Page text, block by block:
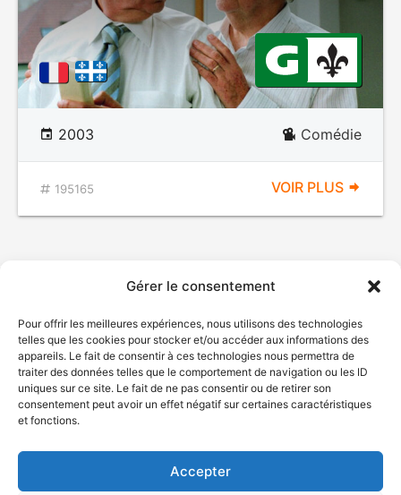
Gérer le consentement
Pour offrir les meilleures expériences, nous utilisons des technologies
telles que les cookies pour stocker et/ou accéder aux informations des
appareils. Le fait de consentir à ces technologies nous permettra de
traiter des données telles que le comportement de navigation ou les ID
uniques sur ce site. Le fait de ne pas consentir ou de retirer son
consentement peut avoir un effet négatif sur certaines caractéristiques
et fonctions.
Accepter
2003 Comédie
195165 VOIR PLUS
© Gouvernement du Québec, 2026
Plan du site
Accessibilité
Accès à l'information